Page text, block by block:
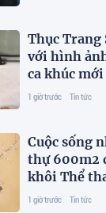
Thục Trang
với hình
ca khúc mới
1 giờ trước Tin tức
Cuộc sống
thự 600m2
khôi Thể
1 giờ trước Tin tức